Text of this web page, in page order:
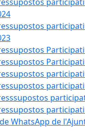
WhatsApp de